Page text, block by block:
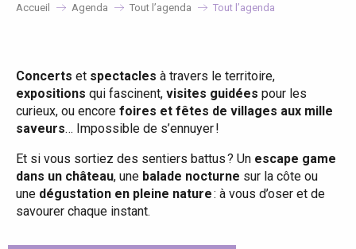
Accueil Agenda Tout l’agenda Tout l’agenda
Concerts et spectacles à travers le territoire,
expositions qui fascinent, visites guidées pour les
curieux, ou encore foires et fêtes de villages aux mille
saveurs… Impossible de s’ennuyer !
Et si vous sortiez des sentiers battus ? Un escape game
dans un château, une balade nocturne sur la côte ou
une dégustation en pleine nature: à vous d’oser et de
savourer chaque instant.